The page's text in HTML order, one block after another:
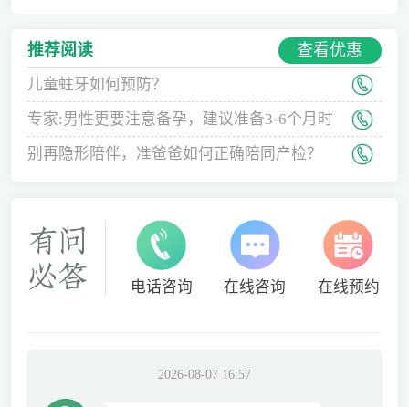
推荐阅读 查看优惠
儿童蛀牙如何预防？
专家:男性更要注意备孕，建议准备3-6个月时
间
别再隐形陪伴，准爸爸如何正确陪同产检？
电话咨询 在线咨询 在线预约
2026-08-07 16:57